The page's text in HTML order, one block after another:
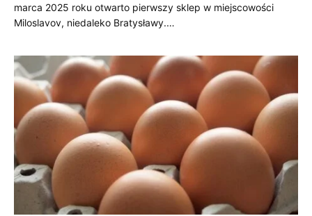
marca 2025 roku otwarto pierwszy sklep w miejscowości
Miloslavov, niedaleko Bratysławy.…